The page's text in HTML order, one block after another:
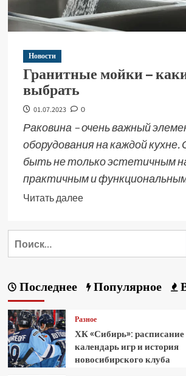
Новости
Гранитные мойки –
выбрать
01.07.2023 0
Раковина – очень важный
оборудования на каждой кухне.
быть не только эстетичным
практичным и
Читать далее
Последнее Популярное
Разное
ХК «Сибирь»: расписание
календарь игр и история
новосибирского клуба